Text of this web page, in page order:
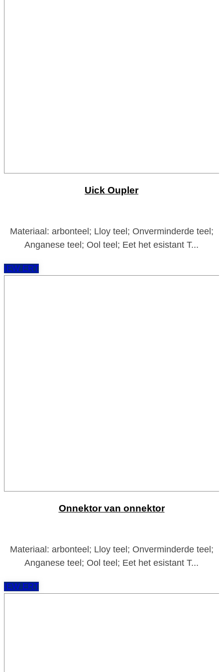
Uick Oupler
Materiaal: arbonteel; Lloy teel; Onverminderde teel;
Anganese teel; Ool teel; Eet het esistant T...
IEW ERT
Onnektor van onnektor
Materiaal: arbonteel; Lloy teel; Onverminderde teel;
Anganese teel; Ool teel; Eet het esistant T...
IEW ERT